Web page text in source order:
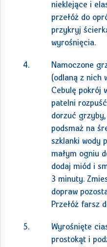
nieklejące i
przełóż do
przykryj
wyrośnięcia.
Namoczone
(odlaną z nich
Cebulę pokrój
patelni
dorzuć
podsmaż na
szklanki wody
małym ogniu
dodaj miód i
3 minuty.
dopraw
Przełóż farsz
Wyrośnięte
prostokąt i